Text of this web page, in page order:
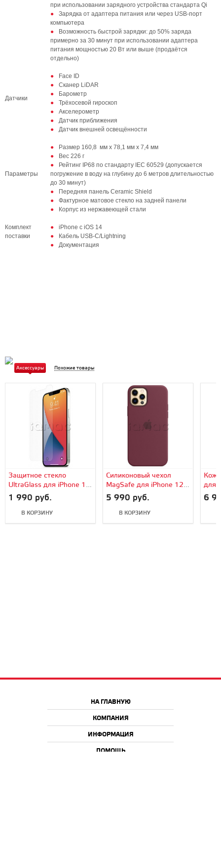
при использовании зарядного устройства стандарта Qi
Зарядка от адаптера питания или через USB‑порт
компьютера
Возможность быстрой зарядки: до 50% заряда
примерно за 30 минут при использовании адаптера
питания мощностью 20 Вт или выше (продаётся
отдельно)
Датчики
Face ID
Сканер LiDAR
Барометр
Трёхосевой гироскоп
Акселерометр
Датчик приближения
Датчик внешней освещённости
Параметры
Размер 160,8 мм х 78,1 мм х 7,4 мм
Вес 226 г
Рейтинг IP68 по стандарту IEC 60529 (допускается
погружение в воду на глубину до 6 метров длительностью
до 30 минут)
Передняя панель Ceramic Shield
Фактурное матовое стекло на задней панели
Корпус из нержавеющей стали
Комплект
поставки
iPhone с iOS 14
Кабель USB‑C/Lightning
Документация
Аксессуары Похожие товары
Защитное стекло
UltraGlass для iPhone 12
Pro Max
1 990 руб.
В КОРЗИНУ
Силиконовый чехол
MagSafe для iPhone 12
Pro Max, сливовый цвет
5 990 руб.
В КОРЗИНУ
для
цвет
6
НА ГЛАВНУЮ
КОМПАНИЯ
ИНФОРМАЦИЯ
ПОМОЩЬ